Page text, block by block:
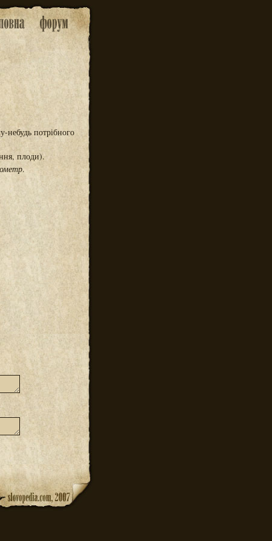
небудь потрібного
плоди).
.